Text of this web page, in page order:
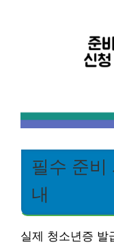
필수 준비
내
실제 청소년증 발